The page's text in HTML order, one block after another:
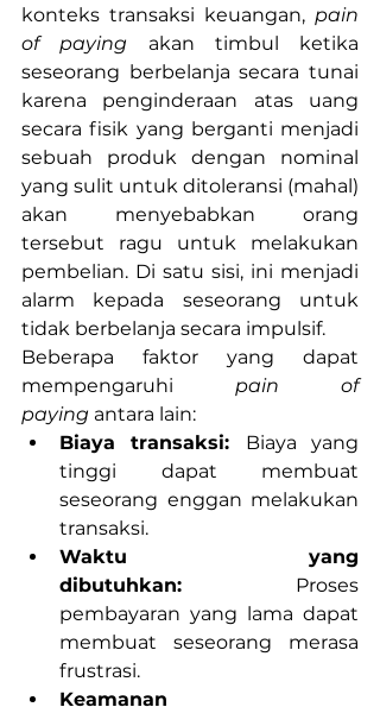
konteks transaksi keuangan, pain
of paying akan timbul ketika
seseorang berbelanja secara tunai
karena penginderaan atas uang
secara fisik yang berganti menjadi
sebuah produk dengan nominal
yang sulit untuk ditoleransi (mahal)
akan menyebabkan orang
tersebut ragu untuk melakukan
pembelian. Di satu sisi, ini menjadi
alarm kepada seseorang untuk
tidak berbelanja secara impulsif.
Beberapa faktor yang dapat
mempengaruhi pain of
paying antara lain:
Biaya transaksi: Biaya yang
tinggi dapat membuat
seseorang enggan melakukan
transaksi.
Waktu yang
dibutuhkan: Proses
pembayaran yang lama dapat
membuat seseorang merasa
frustrasi.
Keamanan